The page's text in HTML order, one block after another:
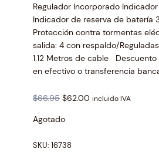
Regulador Incorporado
Indicador de reserva de batería
Protección contra tormentas
salida: 4 con respaldo/
1.12 Metros de cable
en efectivo o transferencia
$66.95 O
i
i
$62.00 Cincluido IVA
Agotado
SKU: 16738